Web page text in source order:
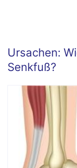
Ursachen:
Senkfuß?